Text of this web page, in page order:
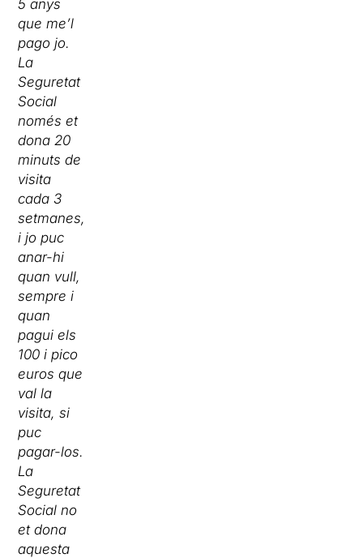
5 anys
que me’l
pago jo.
La
Seguretat
Social
només et
dona 20
minuts de
visita
cada 3
setmanes,
i jo puc
anar-hi
quan vull,
sempre i
quan
pagui els
100 i pico
euros que
val la
visita, si
puc
pagar-los.
La
Seguretat
Social no
et dona
aquesta